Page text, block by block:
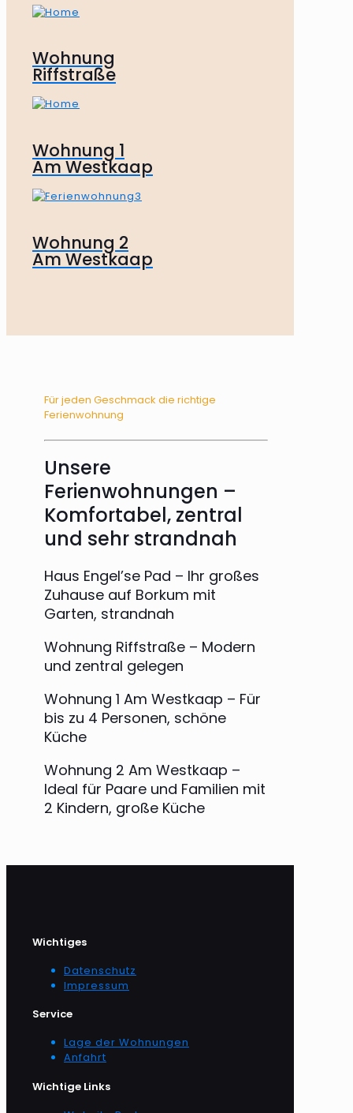
Wohnung
Riffstraße
Wohnung 1
Am Westkaap
Wohnung 2
Am Westkaap
Für jeden Geschmack die richtige
Ferienwohnung
Unsere
Ferienwohnungen –
Komfortabel, zentral
und sehr strandnah
Haus Engel’se Pad – Ihr großes
Zuhause auf Borkum mit
Garten, strandnah
Wohnung Riffstraße – Modern
und zentral gelegen
Wohnung 1 Am Westkaap – Für
bis zu 4 Personen, schöne
Küche
Wohnung 2 Am Westkaap –
Ideal für Paare und Familien mit
2 Kindern, große Küche
Wichtiges
Datenschutz
Impressum
Service
Lage der Wohnungen
Anfahrt
Wichtige Links